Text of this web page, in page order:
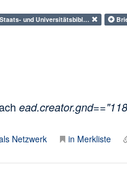
Staats- und Universitätsbibl…
Netzwerk in Merkliste